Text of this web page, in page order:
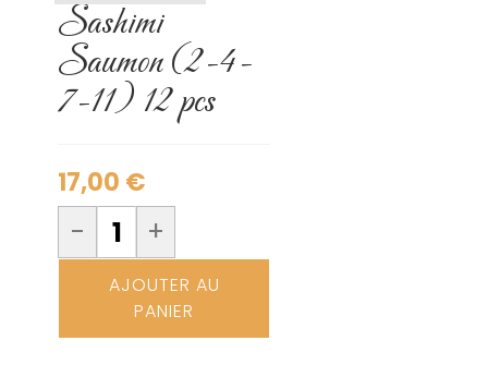
Sashimi
Saumon (2-4-
7-11) 12 pcs
17,00 €
- +
AJOUTER AU
PANIER